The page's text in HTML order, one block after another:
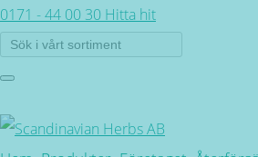
0171 - 44 00 30 Hitta hit